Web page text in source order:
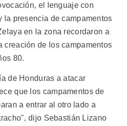
el lenguaje con
la presencia de campamentos
en la zona recordaron a
creación de los campamentos
80.
de Honduras a atacar
que los campamentos de
a entrar al otro lado a
dijo Sebastián Lizano